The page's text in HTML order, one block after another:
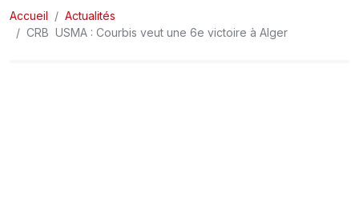
LIGUE 2
Accueil
Actualités
CRB  USMA : Courbis veut une 6e victoire à Alger